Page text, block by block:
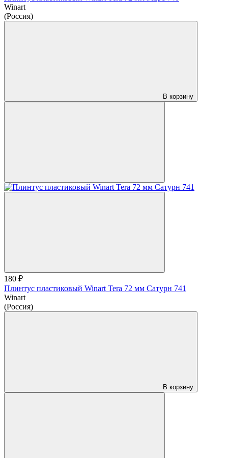
Winart
(Россия)
В корзину
180 ₽
Плинтус пластиковый Winart Tera 72 мм Сатурн 741
Winart
(Россия)
В корзину